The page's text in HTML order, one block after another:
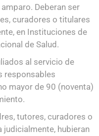
Deberan ser
curadores o titulares
en Instituciones de
de Salud.
al servicio de
responsables
mayor de 90 (noventa)
tutores, curadores o
hubieran